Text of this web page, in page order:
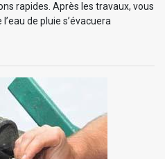
rapides. Après les travaux, vous
de pluie s’évacuera